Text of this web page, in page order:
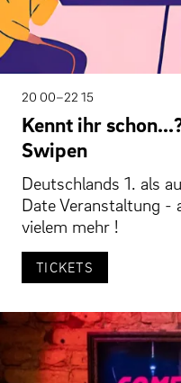
20 00–22 15
Kennt ihr
Swipen
Deutschlands 1. als
Date Veranstaltung -
vielem mehr !
TICKETS